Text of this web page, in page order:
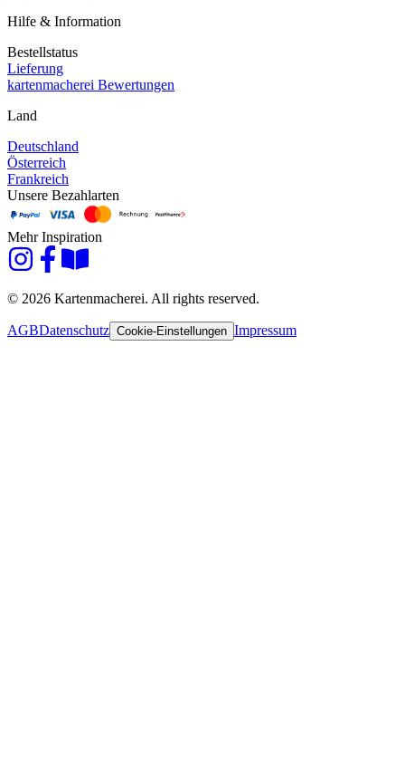
Hilfe & Information
Bestellstatus
Lieferung
kartenmacherei Bewertungen
Land
Deutschland
Österreich
Frankreich
Unsere Bezahlarten
Mehr Inspiration
© 2026 Kartenmacherei. All rights reserved.
AGBDatenschutz Cookie-Einstellungen Impressum